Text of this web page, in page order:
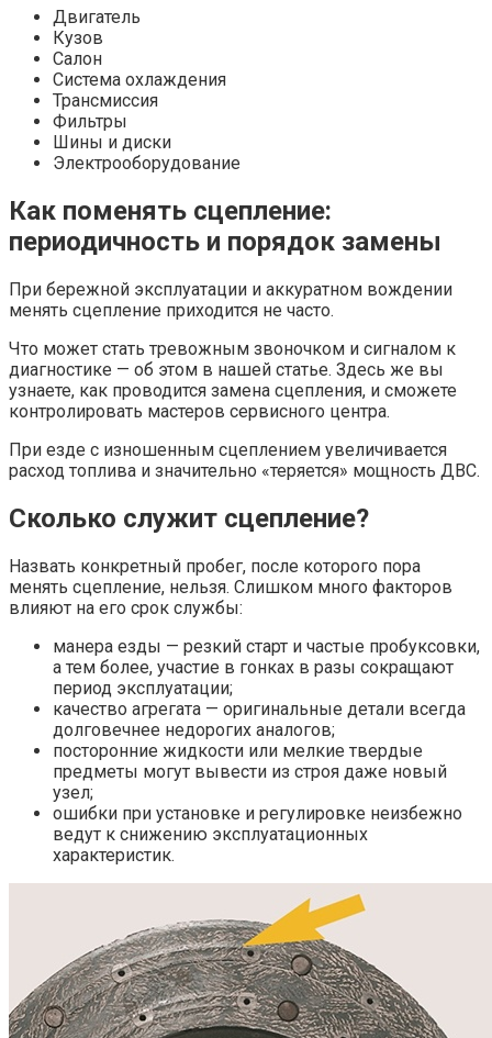
Двигатель
Кузов
Салон
Система охлаждения
Трансмиссия
Фильтры
Шины и диски
Электрооборудование
Как поменять сцепление:
периодичность и порядок замены
При бережной эксплуатации и аккуратном вождении
менять сцепление приходится не часто.
Что может стать тревожным звоночком и сигналом к
диагностике — об этом в нашей статье. Здесь же вы
узнаете, как проводится замена сцепления, и сможете
контролировать мастеров сервисного центра.
При езде с изношенным сцеплением увеличивается
расход топлива и значительно «теряется» мощность ДВС.
Сколько служит сцепление?
Назвать конкретный пробег, после которого пора
менять сцепление, нельзя. Слишком много факторов
влияют на его срок службы:
манера езды — резкий старт и частые пробуксовки,
а тем более, участие в гонках в разы сокращают
период эксплуатации;
качество агрегата — оригинальные детали всегда
долговечнее недорогих аналогов;
посторонние жидкости или мелкие твердые
предметы могут вывести из строя даже новый
узел;
ошибки при установке и регулировке неизбежно
ведут к снижению эксплуатационных
характеристик.